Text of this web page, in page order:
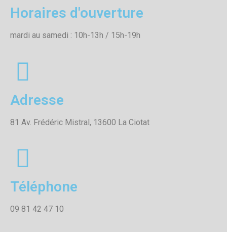
Horaires d'ouverture
mardi au samedi : 10h-13h / 15h-19h
Adresse
81 Av. Frédéric Mistral, 13600 La Ciotat
Téléphone
09 81 42 47 10